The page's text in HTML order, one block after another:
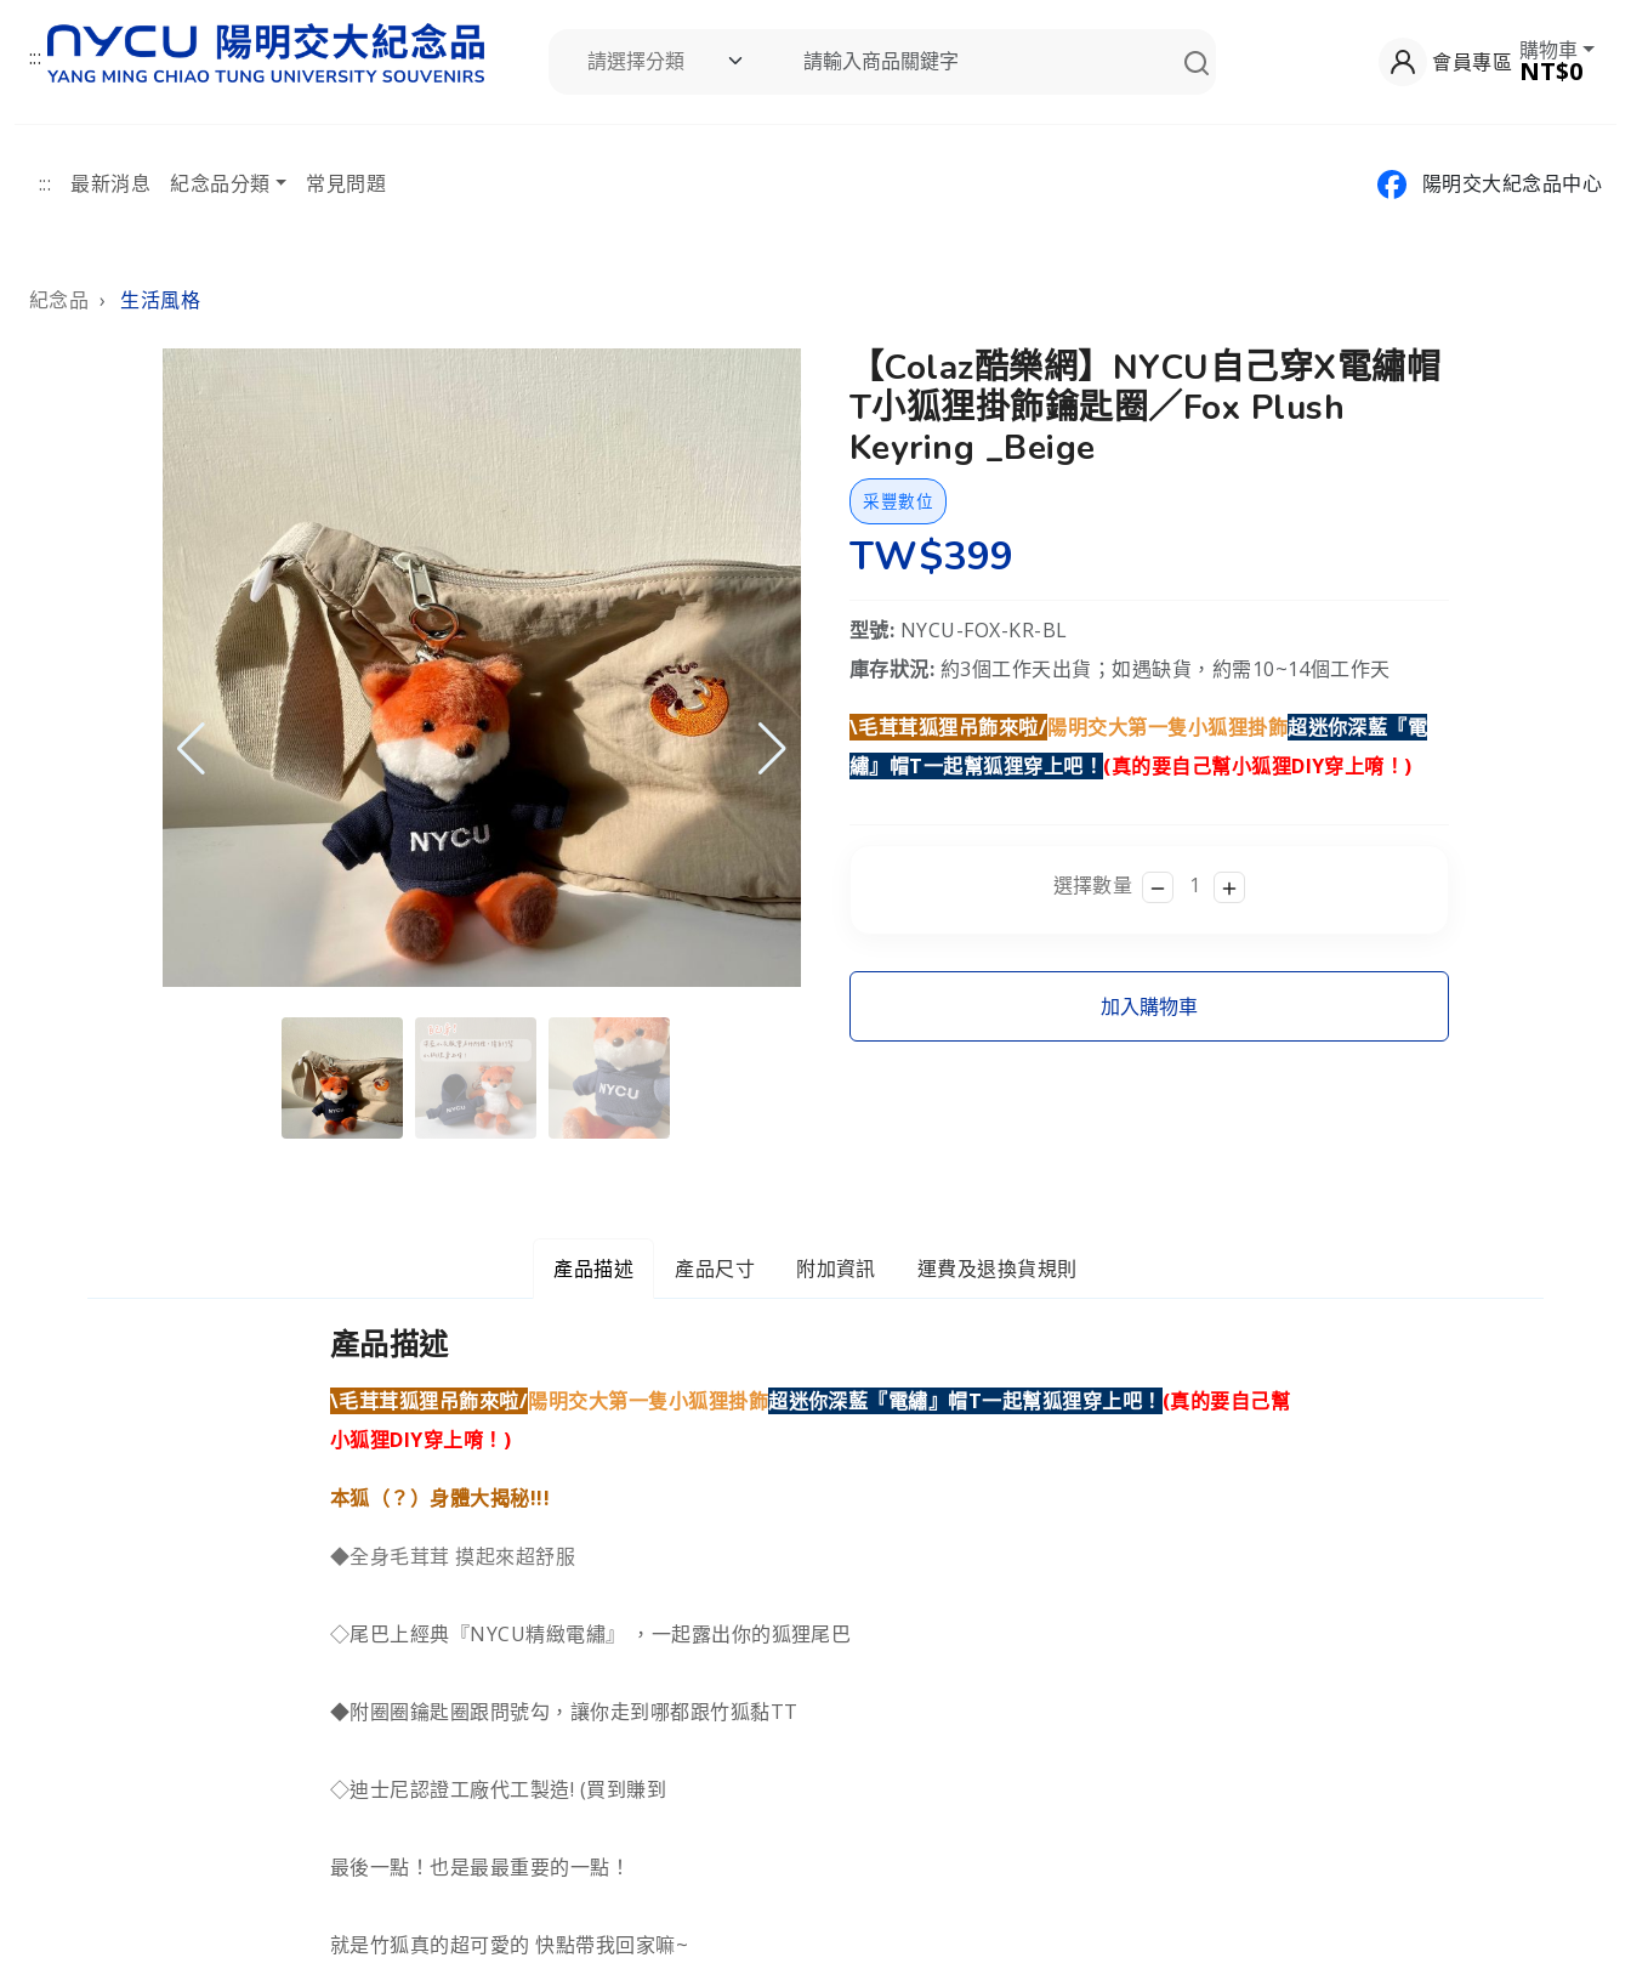
::: 請選擇分類
請輸入商品關鍵字
會員專區 購物車
NT$0
::: 最新消息 紀念品分類 常見問題 陽明交大紀念品中心
紀念品 › 生活風格
【Colaz酷樂網】NYCU自己穿X電繡帽
T小狐狸掛飾鑰匙圈／Fox Plush
Keyring _Beige
采豐數位
TW$399
型號: NYCU-FOX-KR-BL
庫存狀況: 約3個工作天出貨；如遇缺貨，約需10~14個工作天
\毛茸茸狐狸吊飾來啦/陽明交大第一隻小狐狸掛飾超迷你深藍『電
繡』帽T一起幫狐狸穿上吧！ (真的要自己幫小狐狸DIY穿上唷！)
選擇數量
加入購物車
產品描述 產品尺寸 附加資訊 運費及退換貨規則
產品描述
\毛茸茸狐狸吊飾來啦/陽明交大第一隻小狐狸掛飾超迷你深藍『電繡』帽T一起幫狐狸穿上吧！ (真的要自己幫
小狐狸DIY穿上唷！)
本狐（？）身體大揭秘!!!
◆全身毛茸茸 摸起來超舒服
◇尾巴上經典『NYCU精緻電繡』 ， 一起露出你的狐狸尾巴
◆附圈圈鑰匙圈跟問號勾， 讓你走到哪都跟竹狐黏TT
◇迪士尼認證工廠代工製造! (買到賺到
最後一點！也是最最重要的一點！
就是竹狐真的超可愛的 快點帶我回家嘛~